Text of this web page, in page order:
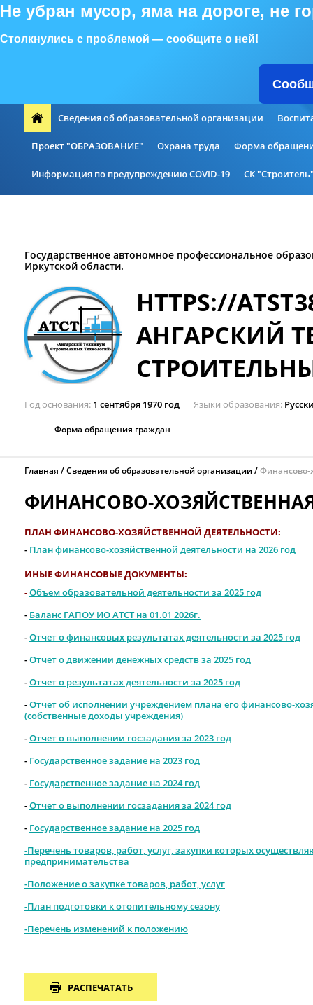
Не убран мусор, яма на дороге, не
Столкнулись с проблемой — сообщите о ней!
Сведения об образовательной организации
Проект "ОБРАЗОВАНИЕ" Охрана труда Форма
Информация по предупреждению COVID-19 СК
Государственное автономное профессиональное
Иркутской области.
HTTPS://
АНГАРСКИЙ
Год основания 1 сентября 1970 год Языки образования
Форма обращения граждан
Главная Сведения об образовательной организации Финансово-
ФИНАНСОВО-
ПЛАН ФИНАНСОВО-ХОЗЯЙСТВЕННОЙ ДЕЯТЕЛЬНОСТИ:
- План финансово-хозяйственной деятельности на 2026 год
ИНЫЕ ФИНАНСОВЫЕ ДОКУМЕНТЫ:
-Объем образовательной деятельности за 2025 год
- Баланс ГАПОУ ИО АТСТ на 01.01 2026г.
-Отчет о финансовых результатах деятельности за 2025 год
-Отчет о движении денежных средств за 2025 год
-Отчет о результатах деятельности за 2025 год
-Отчет об исполнении учреждением плана его финансово-
(собственные доходы учреждения)
-Отчет о выполнении госзадания за 2023 год
- Государственное задание на 2023 год
- Государственное задание на 2024 год
-Отчет о выполнении госзадания за 2024 год
- Государственное задание на 2025 год
-Перечень товаров, работ, услуг, закупки которых
предпринимательства
-Положение о закупке товаров, работ, услуг
-План подготовки к отопительному сезону
-Перечень изменений к положению
РАСПЕЧАТАТЬ